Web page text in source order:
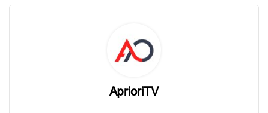
AprioriTV